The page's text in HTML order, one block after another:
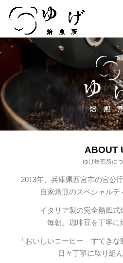
PRODUCT
製品紹介
ABOUT
ゆげ焙煎所に
ONLINE STORE
オンラインストア
SHOP
店舗情報
ABOUT
ゆげ焙煎所に
2013年、兵庫県西宮市の官公
自家焙煎のスペシャルテ
イタリア製の完全熱風式
毎朝、珈琲豆を丁寧に
「おいしいコーヒー すてきな
日々丁寧に取り組